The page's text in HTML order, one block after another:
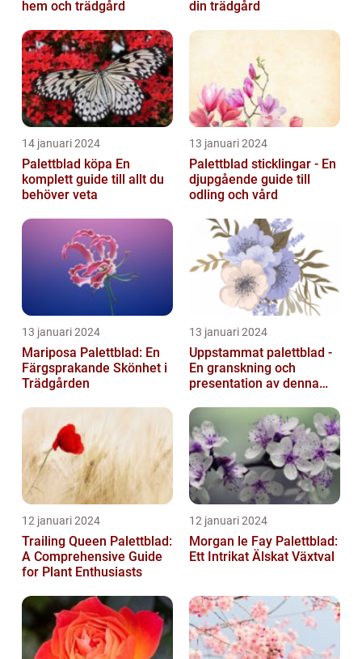
hem och trädgård
din trädgård
14 januari 2024
Palettblad köpa En
komplett guide till allt du
behöver veta
13 januari 2024
Palettblad sticklingar - En
djupgående guide till
odling och vård
13 januari 2024
Mariposa Palettblad: En
Färgsprakande Skönhet i
Trädgården
13 januari 2024
Uppstammat palettblad -
En granskning och
presentation av denna
12 januari 2024
Trailing Queen Palettblad:
A Comprehensive Guide
for Plant Enthusiasts
12 januari 2024
Morgan le Fay Palettblad:
Ett Intrikat Älskat Växtval